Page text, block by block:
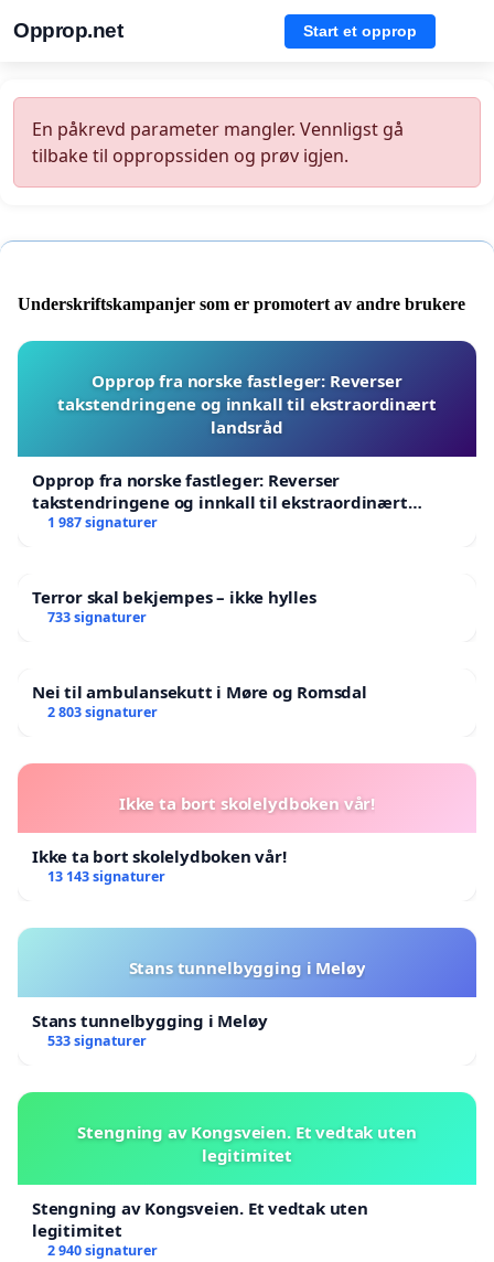
Opprop.net Start et opprop
En påkrevd parameter mangler. Vennligst gå
tilbake til oppropssiden og prøv igjen.
Underskriftskampanjer som er promotert av andre brukere
Opprop fra norske fastleger: Reverser
takstendringene og innkall til ekstraordinært
landsråd
Opprop fra norske fastleger: Reverser
takstendringene og innkall til ekstraordinært
landsråd
1 987 signaturer
Terror skal bekjempes – ikke hylles
733 signaturer
Nei til ambulansekutt i Møre og Romsdal
2 803 signaturer
Ikke ta bort skolelydboken vår!
Ikke ta bort skolelydboken vår!
13 143 signaturer
Stans tunnelbygging i Meløy
Stans tunnelbygging i Meløy
533 signaturer
Stengning av Kongsveien. Et vedtak uten
legitimitet
Stengning av Kongsveien. Et vedtak uten
legitimitet
2 940 signaturer